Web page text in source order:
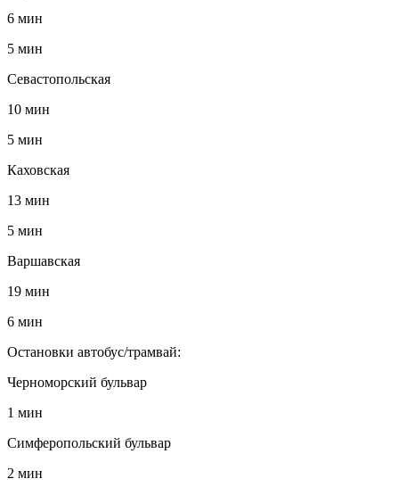
6 мин
5 мин
Севастопольская
10 мин
5 мин
Каховская
13 мин
5 мин
Варшавская
19 мин
6 мин
Остановки автобус/трамвай:
Черноморский бульвар
1 мин
Симферопольский бульвар
2 мин